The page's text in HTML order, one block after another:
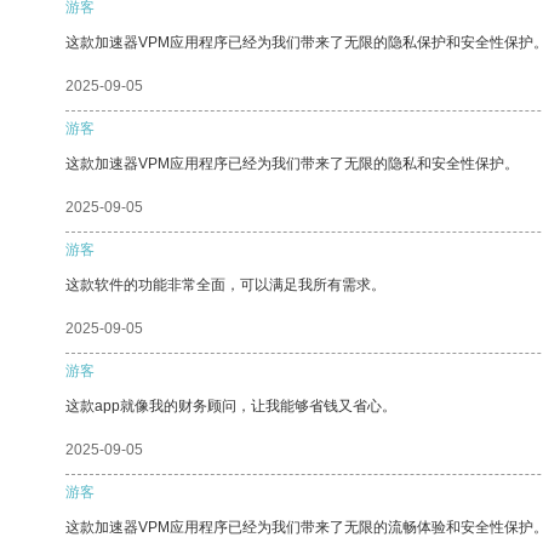
游客
这款加速器VPM应用程序已经为我们带来了无限的隐私保护和安全性保护
2025-09-05
游客
这款加速器VPM应用程序已经为我们带来了无限的隐私和安全性保护。
2025-09-05
游客
这款软件的功能非常全面，可以满足我所有需求。
2025-09-05
游客
这款app就像我的财务顾问，让我能够省钱又省心。
2025-09-05
游客
这款加速器VPM应用程序已经为我们带来了无限的流畅体验和安全性保护